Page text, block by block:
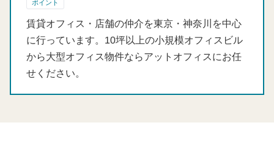
ポイント
賃貸オフィス・店舗の仲介を東京・神奈川を中心
に行っています。10坪以上の小規模オフィスビル
から大型オフィス物件ならアットオフィスにお任
せください。